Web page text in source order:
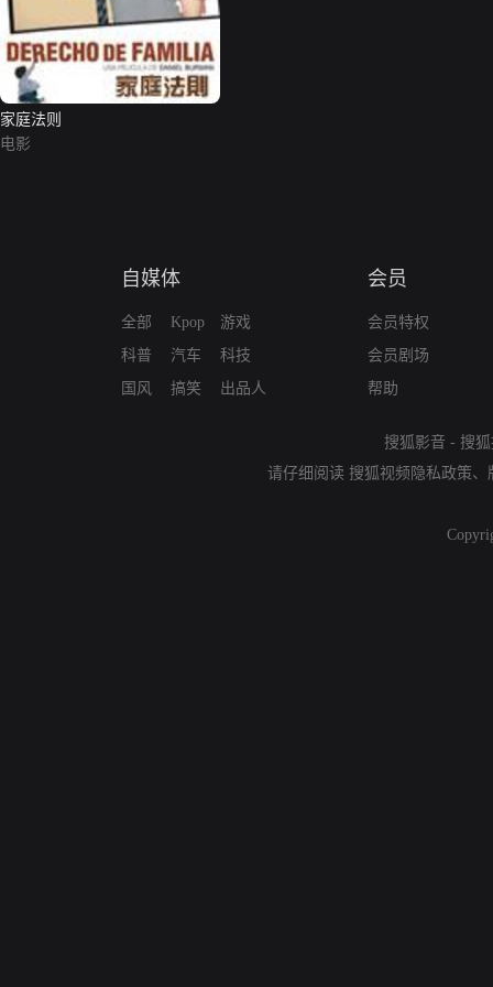
家庭法则
电影
自媒体
全部
科普
国风
Kpop
汽车
搞笑
游戏
科技
出品人
会员
会员特权
会员剧场
帮助
搜狐影音 - 搜
请仔细阅读 搜狐视频隐私政策、